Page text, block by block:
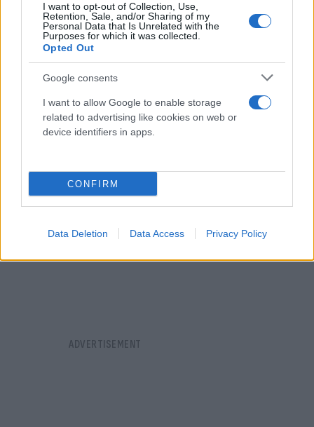
I want to opt-out of Collection, Use,
Retention, Sale, and/or Sharing of my
Personal Data that Is Unrelated with the
Purposes for which it was collected.
Opted Out
Google consents
I want to allow Google to enable storage
related to advertising like cookies on web or
device identifiers in apps.
CONFIRM
Data Deletion Data Access Privacy Policy
Πιστοποιητικό εμβολιασμού Γερμανία: Η
αμερικανική IBM επικράτησε της γερμανικής